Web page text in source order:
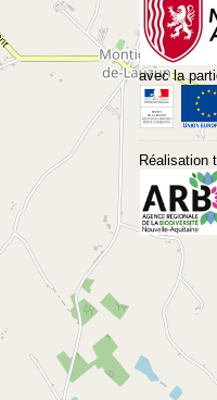
avec la
Réalisation